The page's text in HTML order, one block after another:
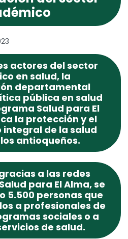
actores del sector
en salud, la
departamental
pública en salud
Salud para El
la protección y el
de la salud
antioqueños.
a las redes
para El Alma, se
5.500 personas que
a profesionales de
sociales o a
de salud.